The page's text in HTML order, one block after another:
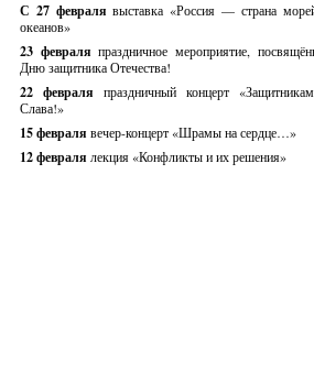
С 27 февралявыставка «Россия — страна
океанов»
23 февраляпраздничное мероприятие,
Дню защитника Отечества!
22 февраля праздничный концерт
Слава!»
15 февраля вечер-концерт «Шрамы на сердце…»
12 февраля лекция «Конфликты и их решения»